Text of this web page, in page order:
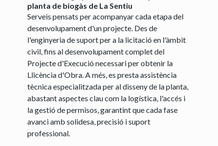
planta de biogàs de La Sentiu
Serveis pensats per acompanyar cada etapa del
desenvolupament d'un projecte. Des de
l'enginyeria de suport per a la licitació en l'àmbit
civil, fins al desenvolupament complet del
Projecte d'Execució necessari per obtenir la
Llicència d'Obra. A més, es presta assistència
tècnica especialitzada per al disseny de la planta,
abastant aspectes clau com la logística, l'accés i
la gestió de permisos, garantint que cada fase
avanci amb solidesa, precisió i suport
professional.